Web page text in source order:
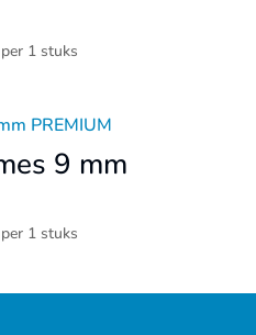
per 1 stuks
9 mm
per 1 stuks